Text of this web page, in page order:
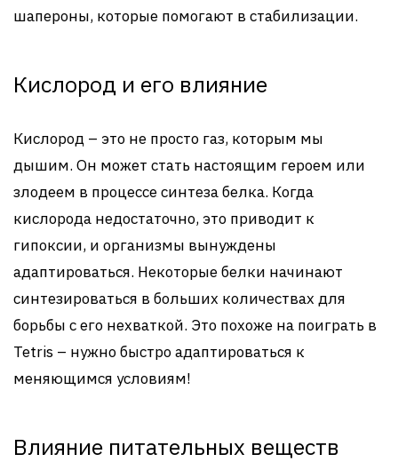
шапероны, которые помогают в стабилизации.
Кислород и его влияние
Кислород – это не просто газ, которым мы
дышим. Он может стать настоящим героем или
злодеем в процессе синтеза белка. Когда
кислорода недостаточно, это приводит к
гипоксии, и организмы вынуждены
адаптироваться. Некоторые белки начинают
синтезироваться в больших количествах для
борьбы с его нехваткой. Это похоже на поиграть в
Tetris – нужно быстро адаптироваться к
меняющимся условиям!
Влияние питательных веществ